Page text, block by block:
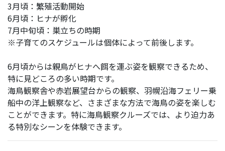
3月頃：繁殖活動開始
6月頃：ヒナが孵化
7月中旬頃：巣立ちの時期
※子育てのスケジュールは個体によって前後します。
6月頃からは親鳥がヒナへ餌を運ぶ姿を観察できるため、
特に見どころの多い時期です。
海鳥観察舎や赤岩展望台からの観察、羽幌沿海フェリー乗
船中の洋上観察など、さまざまな方法で海鳥の姿を楽しむ
ことができます。特に海鳥観察クルーズでは、より迫力あ
る特別なシーンを体験できます。